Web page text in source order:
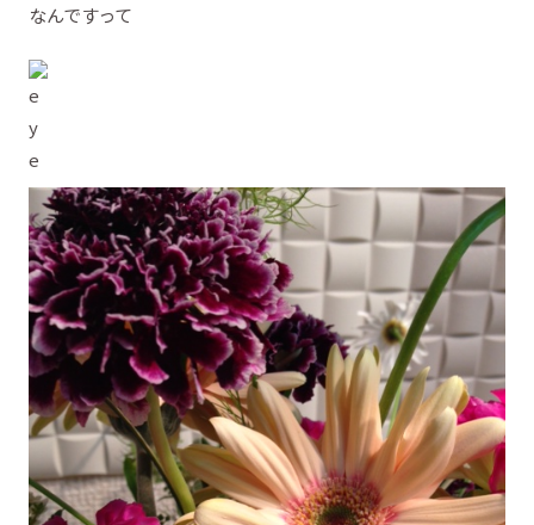
なんですって